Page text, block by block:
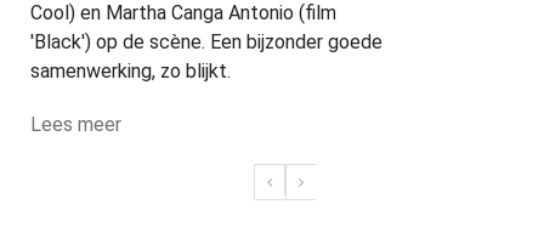
Cool) en Martha Canga Antonio (film
'Black') op de scène. Een bijzonder goede
samenwerking, zo blijkt.
Lees meer